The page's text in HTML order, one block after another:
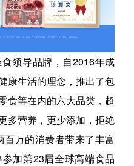
领导品牌，自2016年成
康生活的理念，推出了包
食等在内的六大品类，超
多营养，更少添加，拒绝
百万的消费者带来了丰富
加第23届全球高端食品